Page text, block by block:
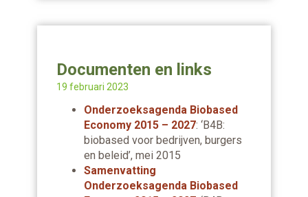
Documenten en links
19 februari 2023
Onderzoeksagenda Biobased
Economy 2015 – 2027: ‘B4B:
biobased voor bedrijven, burgers
en beleid’, mei 2015
Samenvatting
Onderzoeksagenda Biobased